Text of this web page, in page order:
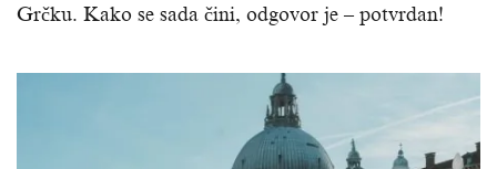
Grčku. Kako se sada čini, odgovor je – potvrdan!